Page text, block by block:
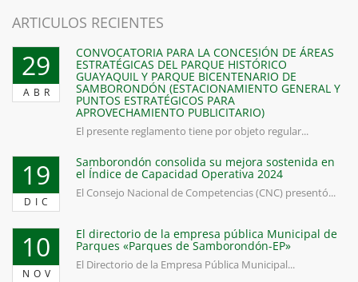
ARTICULOS RECIENTES
29
ABR
CONVOCATORIA PARA LA CONCESIÓN DE ÁREAS
ESTRATÉGICAS DEL PARQUE HISTÓRICO
GUAYAQUIL Y PARQUE BICENTENARIO DE
SAMBORONDÓN (ESTACIONAMIENTO GENERAL Y
PUNTOS ESTRATÉGICOS PARA
APROVECHAMIENTO PUBLICITARIO)
El presente reglamento tiene por objeto regular...
19
DIC
Samborondón consolida su mejora sostenida en
el Índice de Capacidad Operativa 2024
El Consejo Nacional de Competencias (CNC) presentó...
10
NOV
El directorio de la empresa pública Municipal de
Parques «Parques de Samborondón-EP»
El Directorio de la Empresa Pública Municipal...